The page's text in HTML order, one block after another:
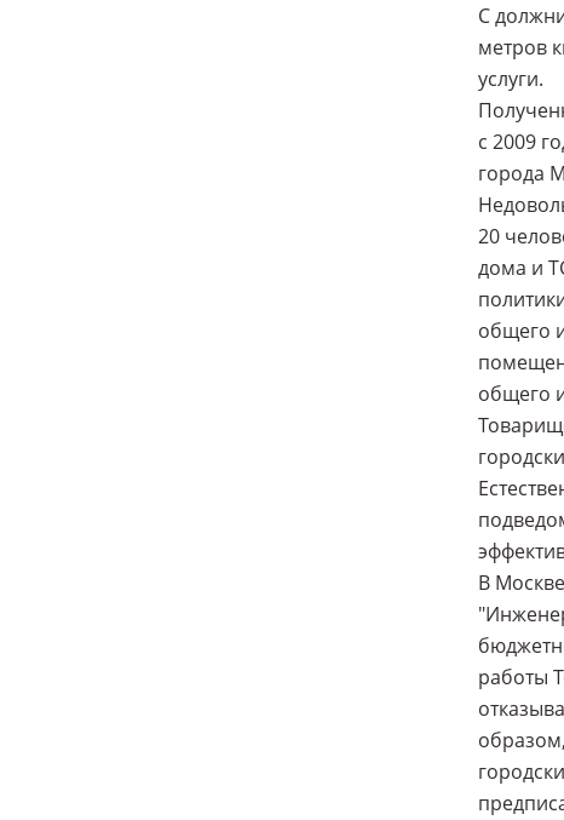
С
метров
услуги.
с 2009
города
20
дома и
общего
общего
В
работы